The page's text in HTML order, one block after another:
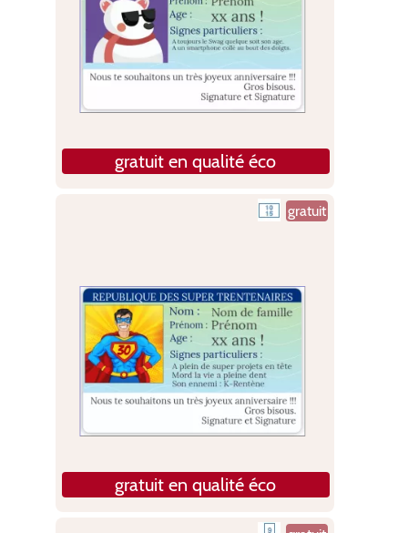
gratuit en qualité éco
gratuit
gratuit en qualité éco